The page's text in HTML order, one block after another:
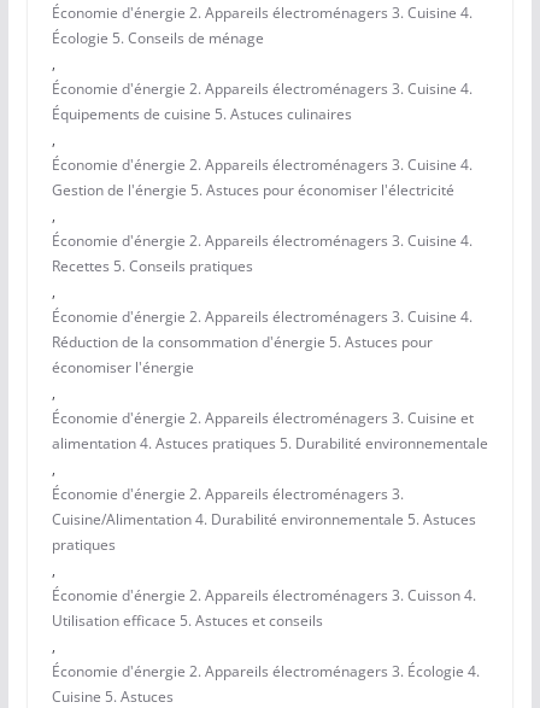
Économie d'énergie 2. Appareils électroménagers 3. Cuisine 4.
Écologie 5. Conseils de ménage
,
Économie d'énergie 2. Appareils électroménagers 3. Cuisine 4.
Équipements de cuisine 5. Astuces culinaires
,
Économie d'énergie 2. Appareils électroménagers 3. Cuisine 4.
Gestion de l'énergie 5. Astuces pour économiser l'électricité
,
Économie d'énergie 2. Appareils électroménagers 3. Cuisine 4.
Recettes 5. Conseils pratiques
,
Économie d'énergie 2. Appareils électroménagers 3. Cuisine 4.
Réduction de la consommation d'énergie 5. Astuces pour
économiser l'énergie
,
Économie d'énergie 2. Appareils électroménagers 3. Cuisine et
alimentation 4. Astuces pratiques 5. Durabilité environnementale
,
Économie d'énergie 2. Appareils électroménagers 3.
Cuisine/Alimentation 4. Durabilité environnementale 5. Astuces
pratiques
,
Économie d'énergie 2. Appareils électroménagers 3. Cuisson 4.
Utilisation efficace 5. Astuces et conseils
,
Économie d'énergie 2. Appareils électroménagers 3. Écologie 4.
Cuisine 5. Astuces